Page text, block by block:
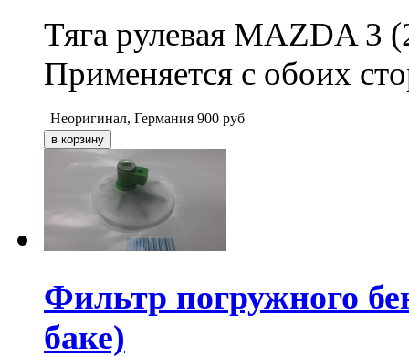
Тяга рулевая MAZDA 3
Применяется с обоих
Неоригинал, Германия 900 руб
Фильтр погружного
баке)